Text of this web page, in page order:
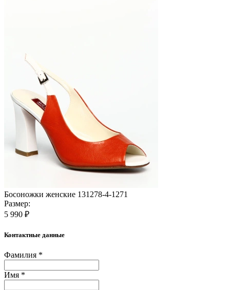
Босоножки женские 131278-4-1271
Размер:
5 990 ₽
Контактные данные
Фамилия *
Имя *